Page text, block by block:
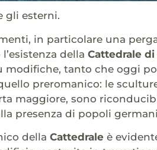
gli esterni.
in particolare una
della Cattedrale di
modifiche, tanto che oggi
preromanico: le
maggiore, sono
presenza di popoli
della Cattedrale è